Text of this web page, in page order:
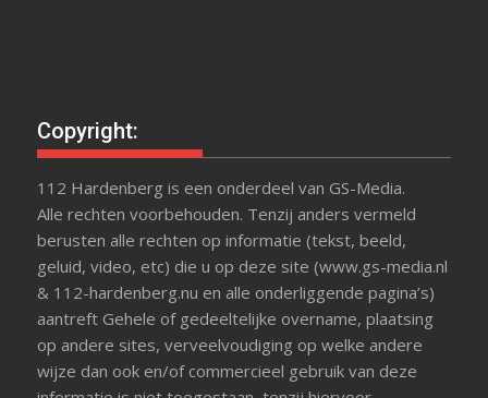
Copyright:
112 Hardenberg is een onderdeel van GS-Media.
Alle rechten voorbehouden. Tenzij anders vermeld
berusten alle rechten op informatie (tekst, beeld,
geluid, video, etc) die u op deze site (www.gs-media.nl
& 112-hardenberg.nu en alle onderliggende pagina’s)
aantreft Gehele of gedeeltelijke overname, plaatsing
op andere sites, verveelvoudiging op welke andere
wijze dan ook en/of commercieel gebruik van deze